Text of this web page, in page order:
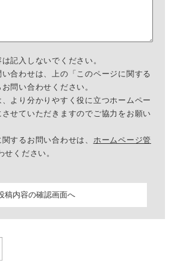
記入しないでください。
合わせは、上の「このページに関する
問い合わせください。
より分かりやすく役に立つホームペー
せていただきますのでご協力をお願い
するお問い合わせは、 ホームページ管
せください。